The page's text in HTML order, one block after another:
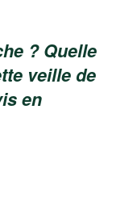
? Quelle
veille de
en